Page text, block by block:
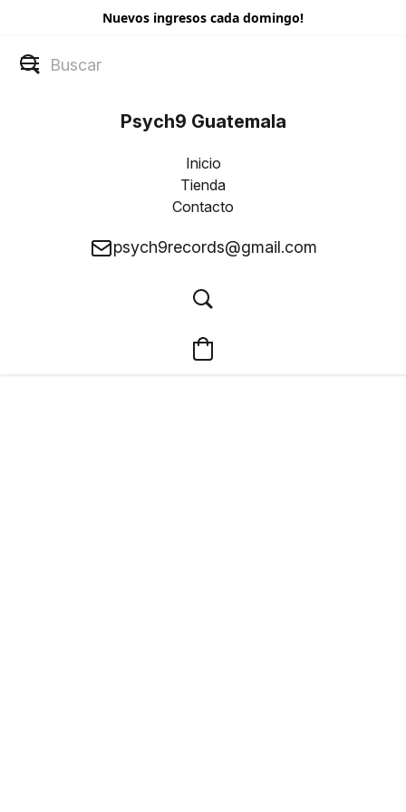
Nuevos ingresos cada domingo!
Psych9 Guatemala
Inicio
Tienda
Contacto
psych9records@gmail.com